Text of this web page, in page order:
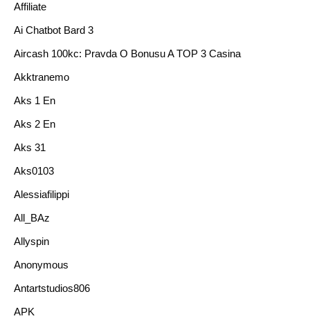
Affiliate
Ai Chatbot Bard 3
Aircash 100kc: Pravda O Bonusu A TOP 3 Casina
Akktranemo
Aks 1 En
Aks 2 En
Aks 31
Aks0103
Alessiafilippi
All_BAz
Allyspin
Anonymous
Antartstudios806
APK